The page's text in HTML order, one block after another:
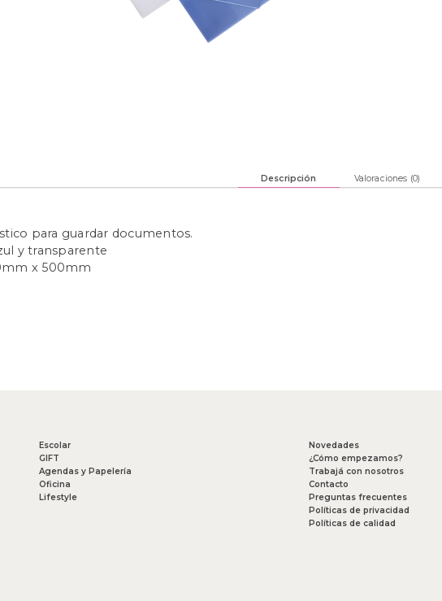
Descripción Valoraciones (0)
para guardar documentos.
y transparente
x 500mm
Escolar
GIFT
Agendas y Papelería
Oficina
Lifestyle
Novedades
¿Cómo empezamos?
Trabajá con nosotros
Contacto
Preguntas frecuentes
Políticas de privacidad
Políticas de calidad